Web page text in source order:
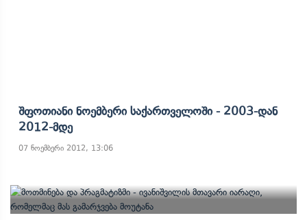
Შფოთიანი Ნოემბერი Საქართველოში - 2003-Დან
2012-Მდე
07 ნოემბერი 2012, 13:06